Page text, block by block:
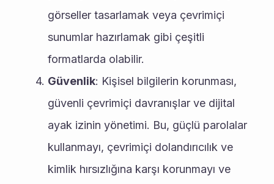
görseller tasarlamak veya çevrimiçi
sunumlar hazırlamak gibi çeşitli
formatlarda olabilir.
Güvenlik: Kişisel bilgilerin korunması,
güvenli çevrimiçi davranışlar ve dijital
ayak izinin yönetimi. Bu, güçlü parolalar
kullanmayı, çevrimiçi dolandırıcılık ve
kimlik hırsızlığına karşı korunmayı ve